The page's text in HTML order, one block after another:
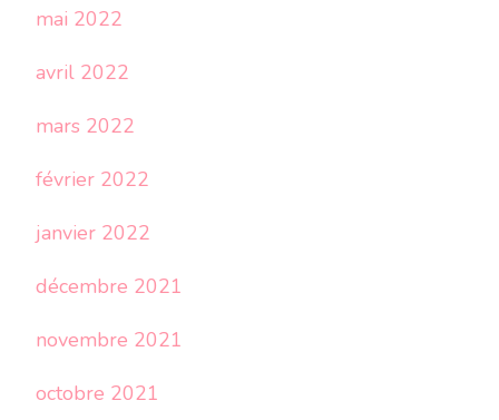
mai 2022
avril 2022
mars 2022
février 2022
janvier 2022
décembre 2021
novembre 2021
octobre 2021